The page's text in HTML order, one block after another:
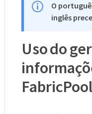
O
inglês
Uso do
FabricPool